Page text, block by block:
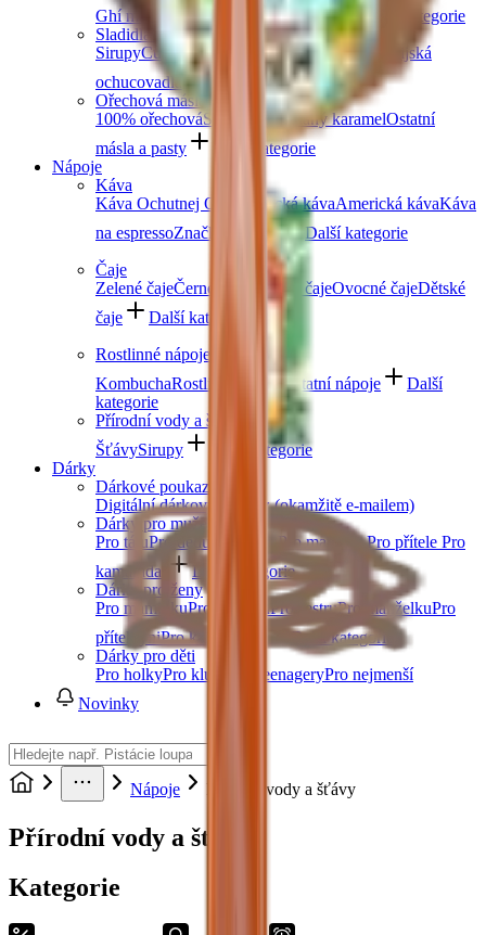
Ghí máslo
Kokosové Speciální oleje
Další kategorie
Sladidla a dochucovadla
SirupyCukry a alternativní sladidlaKoření
Asijská
ochucovadla
Další kategorie
Ořechová másla
100% ořechováS čokoládouSlaný karamelOstatní
másla a pasty
Další kategorie
Nápoje
Káva
Káva Ochutnej Ořech
Africká kávaAmerická kávaKáva
na espressoZnačková káva
Další kategorie
Čaje
Zelené čajeČerné čaje Bylinné čajeOvocné čajeDětské
čaje
Další kategorie
Rostlinné nápoje
KombuchaRostlinná mléka Ostatní nápoje
Další
kategorie
Přírodní vody a šťávy
ŠťávySirupy
Další kategorie
Dárky
Dárkové poukazy
Digitální dárkový poukaz (okamžitě e-mailem)
Dárky pro muže
Pro tátuPro dědu Pro manželaPro přítele Pro
kamaráda
Další kategorie
Dárky pro ženy
Pro maminkuPro babičkuPro sestruPro manželkuPro
přítelkyniPro kamarádku
Další kategorie
Dárky pro děti
Pro holkyPro kluky Pro teenageryPro nejmenší
Novinky
Nápoje Přírodní vody a šťávy
Přírodní vody a šťávy
Kategorie